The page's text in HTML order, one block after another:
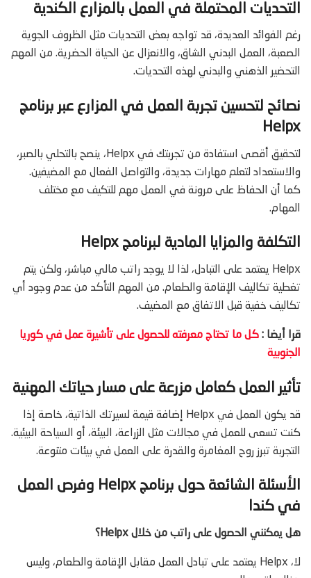
التحديات المحتملة في العمل بالمزارع الكندية
رغم الفوائد العديدة، قد تواجه بعض التحديات مثل الظروف الجوية
الصعبة، العمل البدني الشاق، والانعزال عن الحياة الحضرية. من المهم
التحضير الذهني والبدني لهذه التحديات.
نصائح لتحسين تجربة العمل في المزارع عبر برنامج
Helpx
لتحقيق أقصى استفادة من تجربتك في Helpx، ينصح بالتحلي بالصبر،
والاستعداد لتعلم مهارات جديدة، والتواصل الفعال مع المضيفين.
كما أن الحفاظ على مرونة في العمل مهم للتكيف مع مختلف
المهام.
التكلفة والمزايا المادية لبرنامج Helpx
Helpx يعتمد على التبادل، لذا لا يوجد راتب مالي مباشر، ولكن يتم
تغطية تكاليف الإقامة والطعام. من المهم التأكد من عدم وجود أي
تكاليف خفية قبل الاتفاق مع المضيف.
قرا أيضا : كل ما تحتاج معرفته للحصول على تأشيرة عمل في كوريا
الجنوبية
تأثير العمل كعامل مزرعة على مسار حياتك المهنية
قد يكون العمل في Helpx إضافة قيمة لسيرتك الذاتية، خاصة إذا
كنت تسعى للعمل في مجالات مثل الزراعة، البيئة، أو السياحة البيئية.
التجربة تبرز روح المغامرة والقدرة على العمل في بيئات متنوعة.
الأسئلة الشائعة حول برنامج Helpx وفرص العمل
في كندا
هل يمكنني الحصول على راتب من خلال Helpx؟
لا، Helpx يعتمد على تبادل العمل مقابل الإقامة والطعام، وليس